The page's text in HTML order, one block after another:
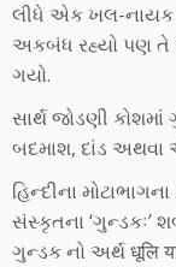
લીધે એક ખલ-નાયક
અકબંધ રહ્યો પણ તે
ગયો.
સાર્થ જોડણી
બદમાશ, દાંડ અથવા
હિન્દીના
સંસ્કૃતના ‘ગુન્ડકઃ’
ગુન્ડક નો અર્થ धूलि